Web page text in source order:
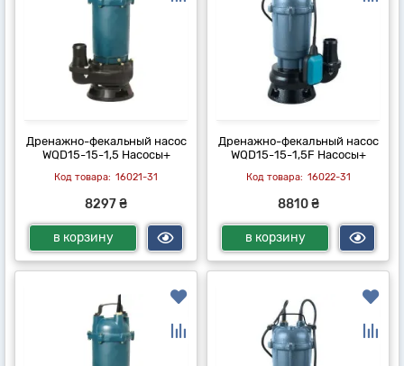
Дренажно-фекальный насос
WQD15-15-1,5 Насосы+
16021-31
8297 ₴
в корзину
Дренажно-фекальный насос
WQD15-15-1,5F Насосы+
16022-31
8810 ₴
в корзину